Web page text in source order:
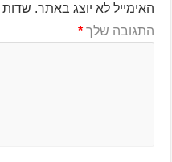
האימייל לא יוצג באתר. שדות
התגובה שלך*